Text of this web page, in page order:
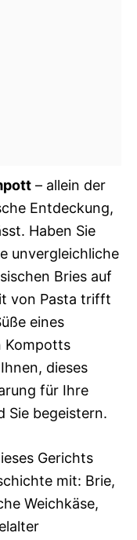
– allein der
Entdeckung,
Haben Sie
unvergleichliche
Bries auf
von Pasta trifft
eines
Kompotts
dieses
für Ihre
Sie begeistern.
Gerichts
mit: Brie,
Weichkäse,